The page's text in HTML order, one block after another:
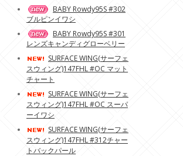
BABY Rowdy95S #302
ブルピンイワシ
BABY Rowdy95S #301
レンズキャンディグローベリー
SURFACE WING(サーフェ
スウィング)147FHL #OC マット
チャート
SURFACE WING(サーフェ
スウィング)147FHL #OC スーパ
ーイワシ
SURFACE WING(サーフェ
スウィング)147FHL #312チャー
トバックパール